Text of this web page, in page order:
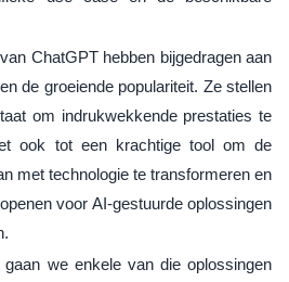
ChatGPT hebben bijgedragen aan
de groeiende populariteit. Ze stellen
om indrukwekkende prestaties te
ook tot een krachtige tool om de
met technologie te transformeren en
voor AI-gestuurde oplossingen
we enkele van die oplossingen